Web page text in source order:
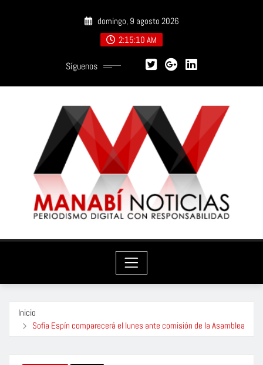
domingo, 9 agosto 2026
2:15:12 AM
Síguenos
Inicio
Sofía Espín comparecerá el lunes ante comisión de la Asamblea